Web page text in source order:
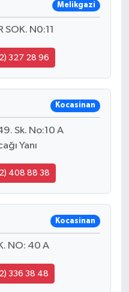
Melikgazi
SOK. N0:11
327 28 96
Kocasinan
Sk. No:10 A
Yanı
408 88 38
Kocasinan
NO: 40 A
336 38 48